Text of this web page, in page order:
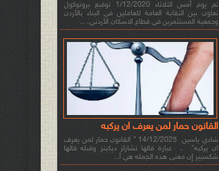
تم يوم أمس الثلاثاء 1/12/2020 توقيع بروتوكول
تعاون بين النقابة العامة للعاملين في البناء بالأردن
وجمعية المستثمرين في قطاع الاسكان الأردني، ...
القانون حمار لمن يعرف ان يركبه
شادي ياسين 14/12/2025 " القانون حمار لمن يعرف
ان يركبه" .. عبارة قالها تشارلز ديكينز وقبله قالها
شكسبير إن معنى هذه الجمله هي أ...